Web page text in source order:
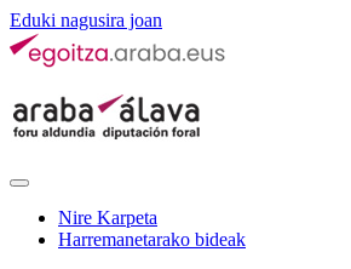
Eduki nagusira joan
Nire Karpeta
Harremanetarako bideak